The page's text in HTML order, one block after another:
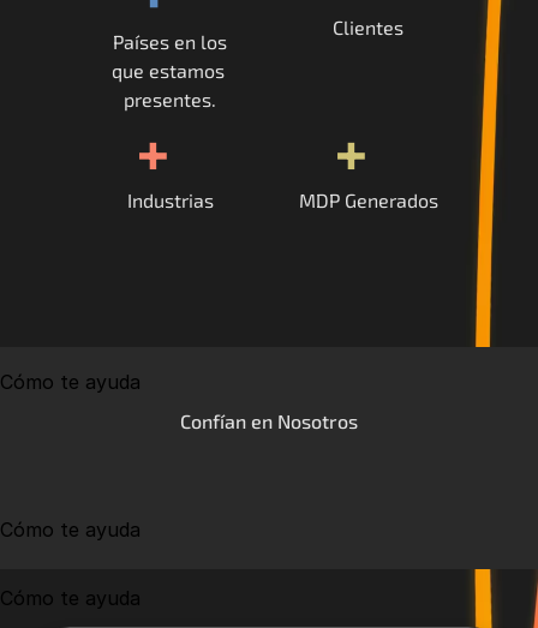
Países en los
que estamos
presentes.
Clientes
+
Industrias
+
MDP Generados
Cómo te ayuda
Confían en Nosotros
Cómo te ayuda
Cómo te ayuda